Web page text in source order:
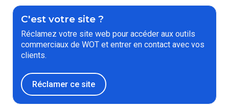
C'est votre site ?
Réclamez votre site web pour accéder aux outils
commerciaux de WOT et entrer en contact avec vos
clients.
Réclamer ce site